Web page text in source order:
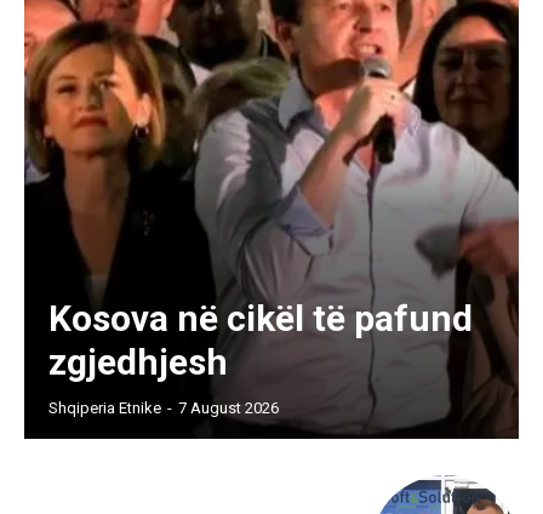
Kosova në cikël të pafund
zgjedhjesh
Shqiperia Etnike - 7 August 2026